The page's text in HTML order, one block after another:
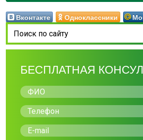
Вконтакте Одноклассники
БЕСПЛАТНАЯ